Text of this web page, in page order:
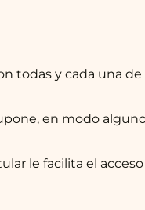
todas y cada una
en modo
le facilita el